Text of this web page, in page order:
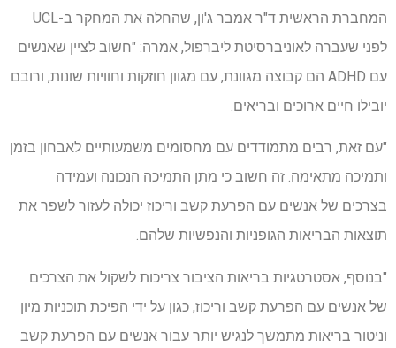
המחברת הראשית ד"ר אמבר ג'ון, שהחלה את המחקר ב-UCL
לפני שעברה לאוניברסיטת ליברפול, אמרה: "חשוב לציין שאנשים
עם ADHD הם קבוצה מגוונת, עם מגוון חוזקות וחוויות שונות, ורובם
יובילו חיים ארוכים ובריאים.
"עם זאת, רבים מתמודדים עם מחסומים משמעותיים לאבחון בזמן
ותמיכה מתאימה. זה חשוב כי מתן התמיכה הנכונה ועמידה
בצרכים של אנשים עם הפרעת קשב וריכוז יכולה לעזור לשפר את
תוצאות הבריאות הגופניות והנפשיות שלהם.
"בנוסף, אסטרטגיות בריאות הציבור צריכות לשקול את הצרכים
של אנשים עם הפרעת קשב וריכוז, כגון על ידי הפיכת תוכניות מיון
וניטור בריאות מתמשך לנגיש יותר עבור אנשים עם הפרעת קשב